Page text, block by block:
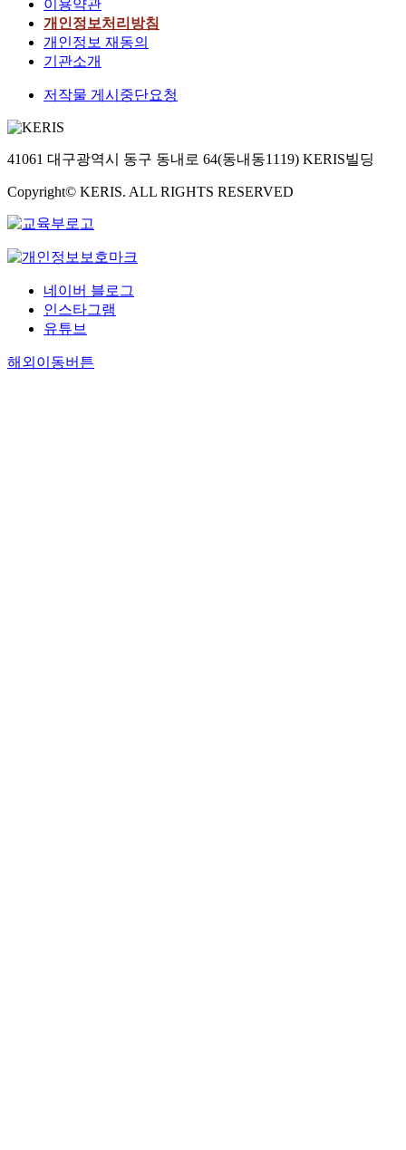
이용약관
개인정보처리방침
개인정보 재동의
기관소개
저작물 게시중단요청
41061 대구광역시 동구 동내로 64(동내동1119) KERIS빌딩
Copyright© KERIS. ALL RIGHTS RESERVED
네이버 블로그
인스타그램
유튜브
해외이동버튼